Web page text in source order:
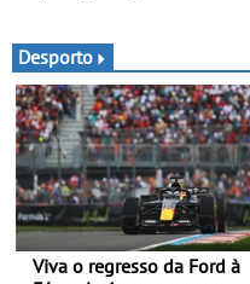
Desporto
Viva o regresso da Ford à